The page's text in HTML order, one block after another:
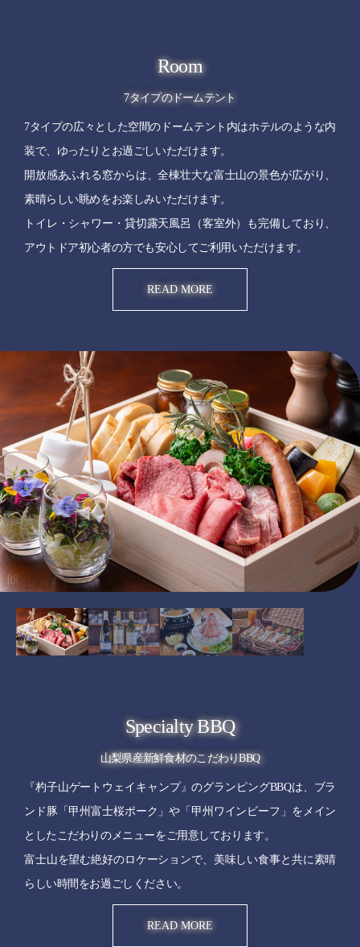
Room
7タイプのドームテント
7タイプの広々とした空間のドームテント内はホテルのような内
装で、ゆったりとお過ごしいただけます。
開放感あふれる窓からは、全棟壮大な富士山の景色が広がり、
素晴らしい眺めをお楽しみいただけます。
トイレ・シャワー・貸切露天風呂（客室外）も完備しており、
アウトドア初心者の方でも安心してご利用いただけます。
READ MORE
Specialty BBQ
山梨県産新鮮食材のこだわりBBQ
『杓子山ゲートウェイキャンプ』のグランピングBBQは、ブラ
ンド豚「甲州富士桜ポーク」や「甲州ワインビーフ」をメイン
としたこだわりのメニューをご用意しております。
富士山を望む絶好のロケーションで、美味しい食事と共に素晴
らしい時間をお過ごしください。
READ MORE